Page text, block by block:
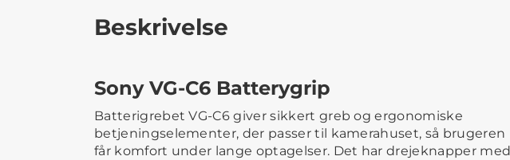
Beskrivelse
Sony VG-C6 Batterygrip
Batterigrebet VG-C6 giver sikkert greb og ergonomiske
betjeningselementer, der passer til kamerahuset, så brugeren
får komfort under lange optagelser. Det har drejeknapper med